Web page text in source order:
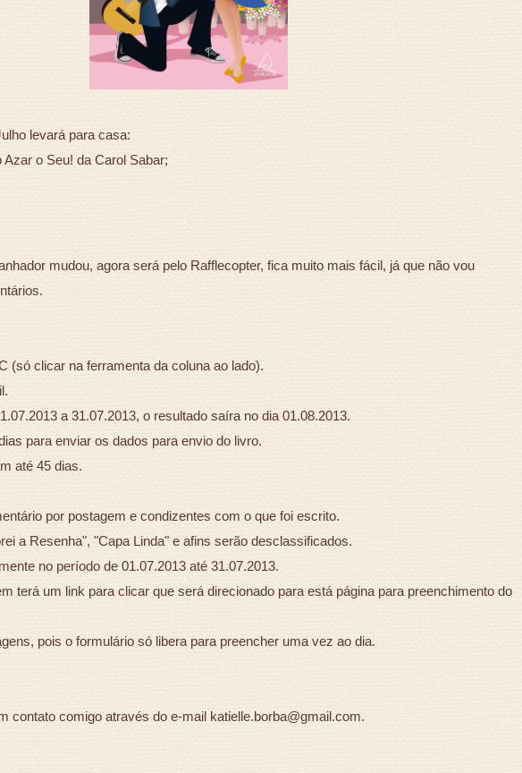
levará para casa:
o Seu! da Carol Sabar;
mudou, agora será pelo Rafflecopter, fica muito mais fácil, já que não vou
(só clicar na ferramenta da coluna ao lado).
a 31.07.2013, o resultado saíra no dia 01.08.2013.
para enviar os dados para envio do livro.
até 45 dias.
por postagem e condizentes com o que foi escrito.
a Resenha", "Capa Linda" e afins serão desclassificados.
no período de 01.07.2013 até 31.07.2013.
terá um link para clicar que será direcionado para está página para preenchimento do
pois o formulário só libera para preencher uma vez ao dia.
contato comigo através do e-mail katielle.borba@gmail.com.